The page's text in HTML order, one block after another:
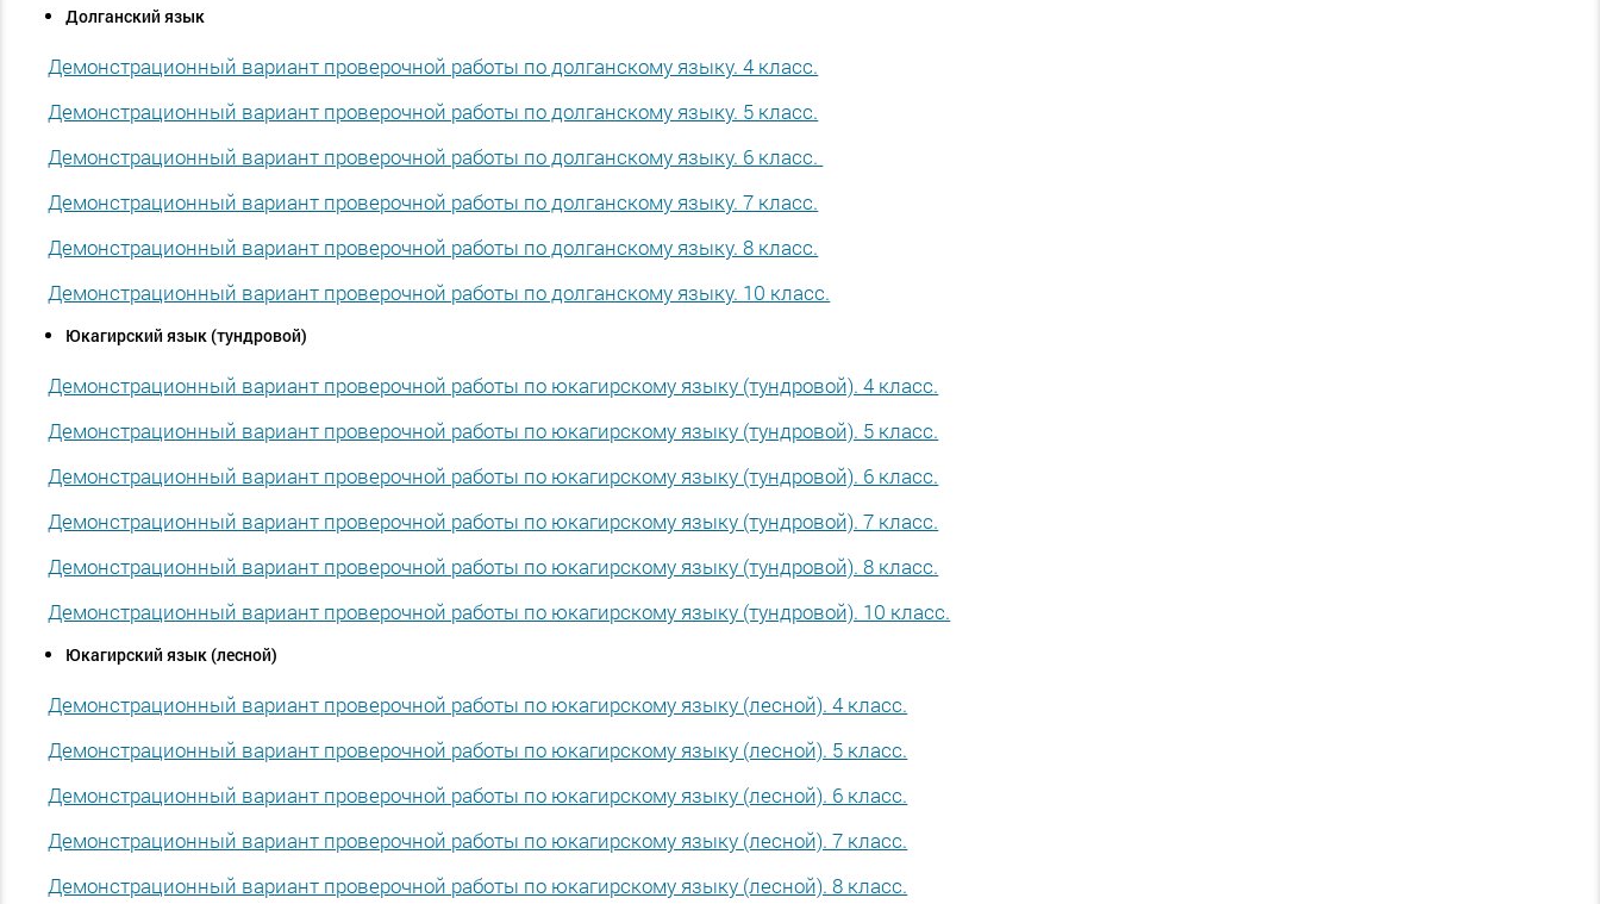
Долганский язык
Демонстрационный вариант проверочной работы по долганскому языку. 4 класс.
Демонстрационный вариант проверочной работы по долганскому языку. 5 класс.
Демонстрационный вариант проверочной работы по долганскому языку. 6 класс.
Демонстрационный вариант проверочной работы по долганскому языку. 7 класс.
Демонстрационный вариант проверочной работы по долганскому языку. 8 класс.
Демонстрационный вариант проверочной работы по долганскому языку. 10 класс.
Юкагирский язык (тундровой)
Демонстрационный вариант проверочной работы по юкагирскому языку (тундровой). 4 класс.
Демонстрационный вариант проверочной работы по юкагирскому языку (тундровой). 5 класс.
Демонстрационный вариант проверочной работы по юкагирскому языку (тундровой). 6 класс.
Демонстрационный вариант проверочной работы по юкагирскому языку (тундровой). 7 класс.
Демонстрационный вариант проверочной работы по юкагирскому языку (тундровой). 8 класс.
Демонстрационный вариант проверочной работы по юкагирскому языку (тундровой). 10 класс.
Юкагирский язык (лесной)
Демонстрационный вариант проверочной работы по юкагирскому языку (лесной). 4 класс.
Демонстрационный вариант проверочной работы по юкагирскому языку (лесной). 5 класс.
Демонстрационный вариант проверочной работы по юкагирскому языку (лесной). 6 класс.
Демонстрационный вариант проверочной работы по юкагирскому языку (лесной). 7 класс.
Демонстрационный вариант проверочной работы по юкагирскому языку (лесной). 8 класс.